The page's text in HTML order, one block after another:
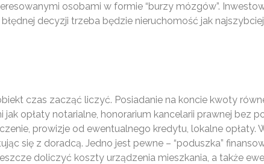
osobami w formie “burzy mózgów”.
decyzji trzeba będzie nieruchomość jak
czas zacząć liczyć. Posiadanie na koncie kwoty
opłaty notarialne, honorarium kancelarii prawnej bez
prowizje od ewentualnego kredytu, lokalne opłaty.
się z doradcą. Jedno jest pewne – “poduszka”
doliczyć koszty urządzenia mieszkania, a także